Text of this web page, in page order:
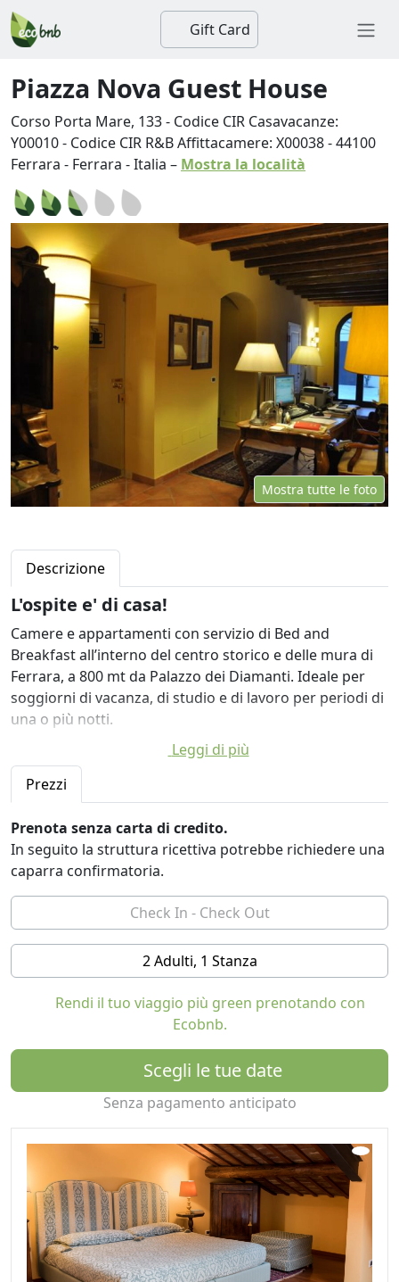
Gift Card
Piazza Nova Guest House
Corso Porta Mare, 133 - Codice CIR Casavacanze:
Y00010 - Codice CIR R&B Affittacamere: X00038-44100
Ferrara - Ferrara -Italia – Mostra la località
Mostra tutte le foto
Descrizione
L'ospite e' di casa!
Camere e appartamenti con servizio di Bed and
Breakfast all’interno del centro storico e delle mura di
Ferrara, a 800 mt da Palazzo dei Diamanti. Ideale per
soggiorni di vacanza, di studio e di lavoro per periodi di
una o più notti.
La colazione viene servita a buffet e prevede torte fatte
in case della tradizione ferrarese (come la tenerina al
cioccolato e la ciambella alla vaniglia), cereali, yogurt,
marmellate, prodotti biologici e senza glutine, frutta di
stagione e succhi, pane fatto in casa. A richiesta
possiamo anche servire salumi e formaggi. Per le
bevande calde non c’è che l’imbarazzo della scelta: caffè
preparato con la moka, caffè americano o d’orzo,
cappuccino e latte macchiato, differenti qualità di tè
incluso il tè da infusione verde e al gelsomino. La sala
può essere affittata per piccoli convegni, riunioni e
Tutti gli appartamenti dispongono di:
• Cucina completamente attrezzata
• Bagno privato con scaldasalviette ed asciugacapelli
• Telefono (pagamento a consumo) e INTERNET WI FI
• TV satellitare con lettore DVD, PlayStation 2, radio
• Aria condizionata e riscaldamento autonomo
• Cassaforte
Leggi di più
Prezzi
Prenota senza carta di credito.
In seguito la struttura ricettiva potrebbe richiedere una
caparra confirmatoria.
2 Adulti, 1 Stanza
Rendi il tuo viaggio più green prenotando con
Ecobnb.
Scegli le tue date
Senza pagamento anticipato